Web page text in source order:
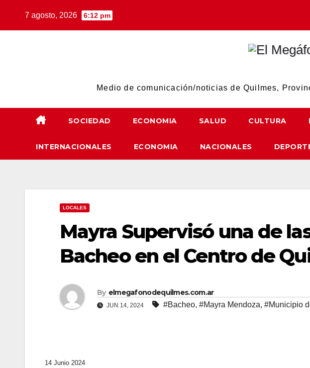
7 agosto, 2026 6:12 pm
Medio de comunicación/noticias de Quilmes,
SOCIEDAD ECONOMIA SALUD CULTURA
INTERNACIONALES ECONOMIA NACIONALES
LOCALES
Mayra Supervisó una de
Bacheo en el Centro de
By elmegafonodequilmes.com.ar
JUN 14, 2024 #Bacheo, #Mayra Mendoza, #Municipio
14 Junio 2024